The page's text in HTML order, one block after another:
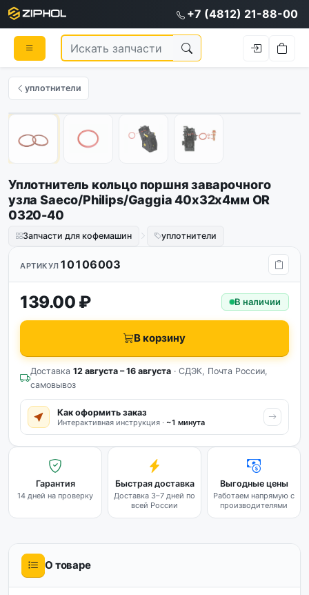
+7 (4812) 21-88-00
уплотнители
Уплотнитель кольцо поршня заварочного
узла Saeco/Philips/Gaggia 40х32х4мм OR
0320-40
Запчасти для кофемашин уплотнители
АРТИКУЛ 10106003
139.00 ₽ В наличии
В корзину
Доставка 12 августа – 16 августа · СДЭК, Почта России,
самовывоз
Как оформить заказ
Интерактивная инструкция · ~1 минута
Гарантия
14 дней на проверку
Быстрая доставка
Доставка 3–7 дней по
всей России
Выгодные цены
Работаем напрямую с
производителями
О товаре